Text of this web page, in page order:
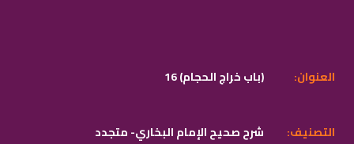
16 (باب خراج الحجام) :العنوان
شرح صحيح الإمام البخاري- متجدد :التصنيف